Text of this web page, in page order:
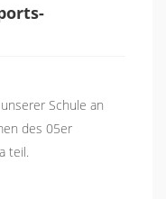
Schule an
des 05er
teil.